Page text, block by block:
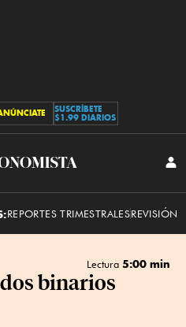
SUSCRÍBETE
$1.99 DIARIOS
El
REPORTES TRIMESTRALESREVISIÓN
Lectura 5:00 min
binarios